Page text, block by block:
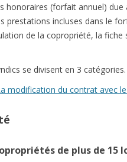
(forfait annuel)
incluses dans le
de la copropriété, la
se divisent en 3 catégories.
modification du contrat avec
de plus de 15